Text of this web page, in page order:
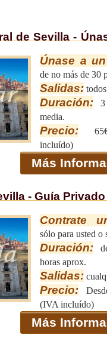
de Sevilla -
Únase a
de no más de 30
Salidas:
Duración: 3
media.
Precio:
incluído)
Más
- Guía Privado
Contrate
sólo para usted o
Duración:
horas aprox.
Salidas:
Precio:
(IVA incluído)
Más